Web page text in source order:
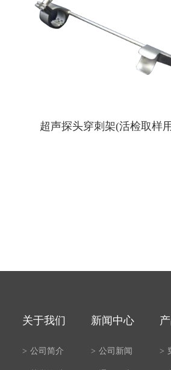
超声探头穿刺架(活检取样
关于我们
> 公司简介
新闻中心
> 公司新闻 >